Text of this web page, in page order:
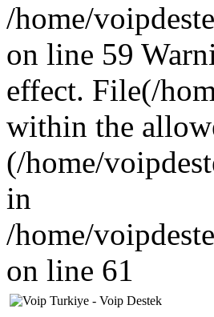
/home/
on line 59
effect. File(/
within the
(/home/
in
/home/
on line 61